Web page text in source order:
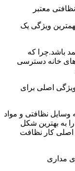
معتبر
ویژگی یک
باشد.چرا که
خانه دسترسی
اصلی برای
وسایل نظافتی و مواد
به بهترین شکل
اصلی کار نظافت
مداری